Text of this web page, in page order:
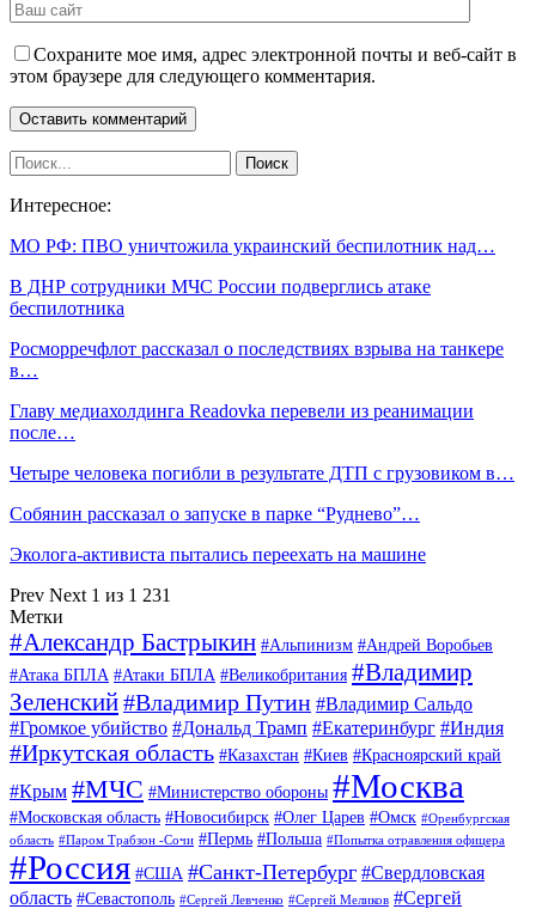
Сохраните мое имя, адрес электронной почты и веб-сайт в
этом браузере для следующего комментария.
Интересное:
МО РФ: ПВО уничтожила украинский беспилотник над…
В ДНР сотрудники МЧС России подверглись атаке
беспилотника
Росморречфлот рассказал о последствиях взрыва на танкере
в…
Главу медиахолдинга Readovkа перевели из реанимации
после…
Четыре человека погибли в результате ДТП с грузовиком в…
Собянин рассказал о запуске в парке “Руднево”…
Эколога-активиста пытались переехать на машине
Prev Next 1 из 1 231
Метки
#Александр Бастрыкин #Альпинизм #Андрей Воробьев
#Атака БПЛА #Атаки БПЛА #Великобритания #Владимир
Зеленский#Владимир Путин #Владимир Сальдо
#Громкое убийство #Дональд Трамп #Екатеринбург #Индия
#Иркутская область #Казахстан #Киев #Красноярский край
#Крым #МЧС #Министерство обороны #Москва
#Московская область #Новосибирск #Олег Царев #Омск #Оренбургская
область #Паром Трабзон -Сочи #Пермь #Польша #Попытка отравления офицера
#Россия #США #Санкт-Петербург #Свердловская
область #Севастополь #Сергей Левченко #Сергей Меликов #Сергей